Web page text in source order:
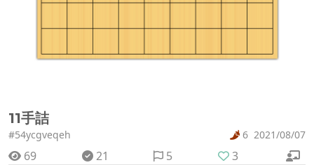
11手詰
#54ycgveqeh 6 2021/08/07
69 21 5
3